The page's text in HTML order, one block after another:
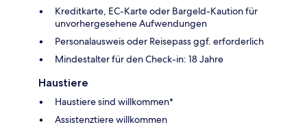
Kreditkarte, EC-Karte oder Bargeld-Kaution für
unvorhergesehene Aufwendungen
Personalausweis oder Reisepass ggf. erforderlich
Mindestalter für den Check-in: 18 Jahre
Haustiere
Haustiere sind willkommen*
Assistenztiere willkommen